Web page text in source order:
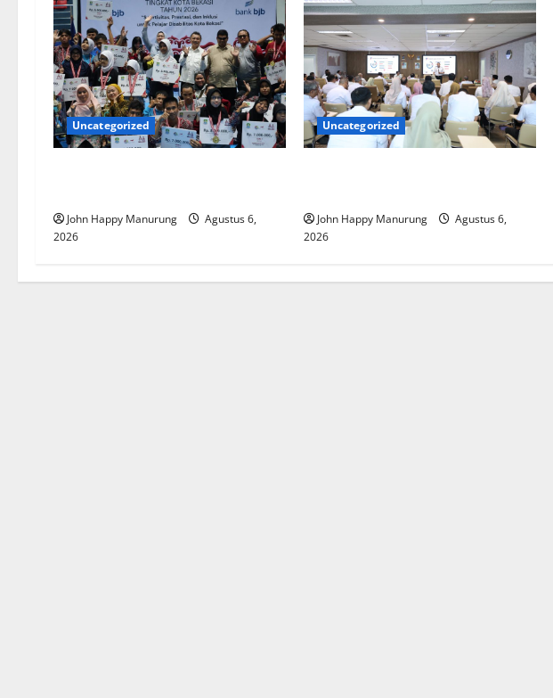
Uncategorized
John Happy Manurung
Agustus 6,
2026
Uncategorized
John Happy Manurung
Agustus 6,
2026